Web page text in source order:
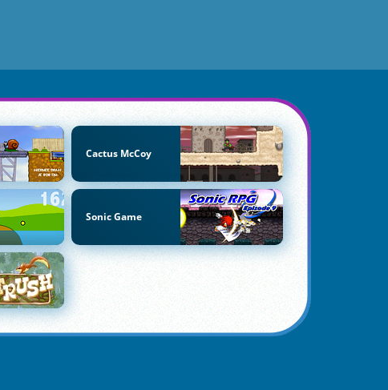
Cactus McCoy
Sonic Game